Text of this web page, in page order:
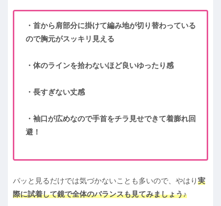
・首から肩部分に掛けて編み地が切り替わっている
ので胸元がスッキリ見える
・体のラインを拾わないほど良いゆったり感
・長すぎない丈感
・袖口が広めなので手首をチラ見せできて着膨れ回
避！
パッと見るだけでは気づかないことも多いので、やはり実
際に試着して鏡で全体のバランスも見てみましょう♪